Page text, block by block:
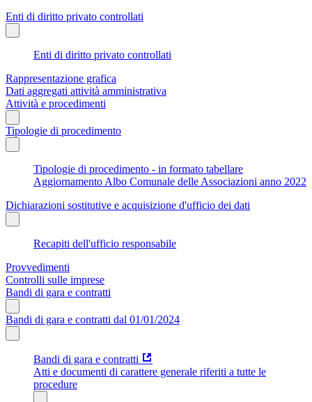
Enti di diritto privato controllati
Enti di diritto privato controllati
Rappresentazione grafica
Dati aggregati attività amministrativa
Attività e procedimenti
Tipologie di procedimento
Tipologie di procedimento - in formato tabellare
Aggiornamento Albo Comunale delle Associazioni anno 2022
Dichiarazioni sostitutive e acquisizione d'ufficio dei dati
Recapiti dell'ufficio responsabile
Provvedimenti
Controlli sulle imprese
Bandi di gara e contratti
Bandi di gara e contratti dal 01/01/2024
Bandi di gara e contratti
Atti e documenti di carattere generale riferiti a tutte le
procedure